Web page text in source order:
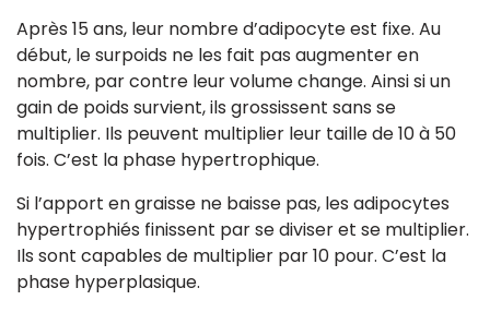
Après 15 ans, leur nombre d’adipocyte est fixe. Au
début, le surpoids ne les fait pas augmenter en
nombre, par contre leur volume change. Ainsi si un
gain de poids survient, ils grossissent sans se
multiplier. Ils peuvent multiplier leur taille de 10 à 50
fois. C’est la phase hypertrophique.
Si l’apport en graisse ne baisse pas, les adipocytes
hypertrophiés finissent par se diviser et se multiplier.
Ils sont capables de multiplier par 10 pour. C’est la
phase hyperplasique.